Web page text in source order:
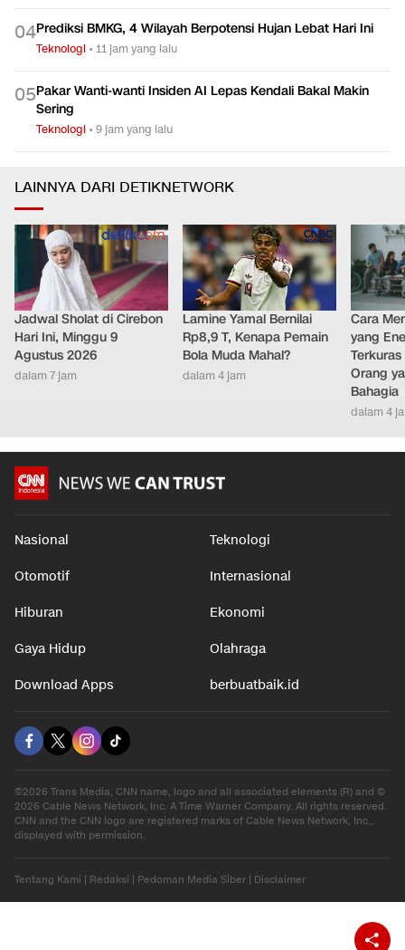
04Prediksi BMKG, 4 Wilayah Berpotensi Hujan Lebat Hari Ini
Teknologi •11 jam yang lalu
05Pakar Wanti-wanti Insiden AI Lepas Kendali Bakal Makin
Sering
Teknologi •9 jam yang lalu
LAINNYA DARI DETIKNETWORK
Jadwal Sholat di Cirebon
Hari Ini, Minggu 9
Agustus 2026
dalam 7 jam
Lamine Yamal Bernilai
Rp8,9 T, Kenapa Pemain
Bola Muda Mahal?
dalam 4 jam
Cara
yang
Orang
Bahagia
dalam 4
Nasional Teknologi
Otomotif Internasional
Hiburan Ekonomi
Gaya Hidup Olahraga
Download Apps berbuatbaik.id
©2026 Trans Media, CNN name, logo and all associated elements (R) and ©
2026 Cable News Network, Inc. A Time Warner Company. All rights reserved.
CNN and the CNN logo are registered marks of Cable News Network, Inc.,
displayed with permission.
Tentang Kami Redaksi Pedoman Media Siber Disclaimer